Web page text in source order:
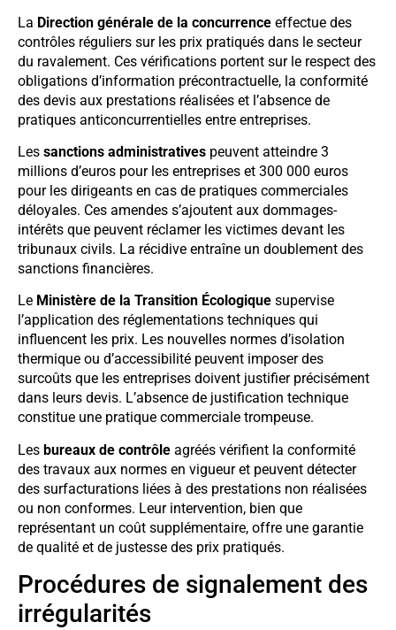
La Direction générale de la concurrence effectue des
contrôles réguliers sur les prix pratiqués dans le secteur
du ravalement. Ces vérifications portent sur le respect des
obligations d’information précontractuelle, la conformité
des devis aux prestations réalisées et l’absence de
pratiques anticoncurrentielles entre entreprises.
Les sanctions administratives peuvent atteindre 3
millions d’euros pour les entreprises et 300 000 euros
pour les dirigeants en cas de pratiques commerciales
déloyales. Ces amendes s’ajoutent aux dommages-
intérêts que peuvent réclamer les victimes devant les
tribunaux civils. La récidive entraîne un doublement des
sanctions financières.
Le Ministère de la Transition Écologique supervise
l’application des réglementations techniques qui
influencent les prix. Les nouvelles normes d’isolation
thermique ou d’accessibilité peuvent imposer des
surcoûts que les entreprises doivent justifier précisément
dans leurs devis. L’absence de justification technique
constitue une pratique commerciale trompeuse.
Les bureaux de contrôle agréés vérifient la conformité
des travaux aux normes en vigueur et peuvent détecter
des surfacturations liées à des prestations non réalisées
ou non conformes. Leur intervention, bien que
représentant un coût supplémentaire, offre une garantie
de qualité et de justesse des prix pratiqués.
Procédures de signalement des
irrégularités